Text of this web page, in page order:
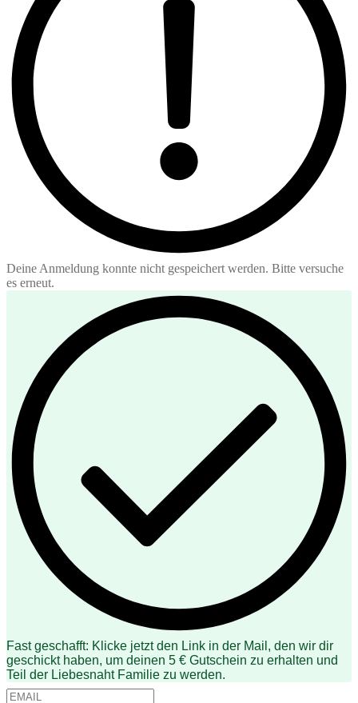
Deine Anmeldung konnte nicht gespeichert werden. Bitte versuche
es erneut.
Fast geschafft: Klicke jetzt den Link in der Mail, den wir dir
geschickt haben, um deinen 5 € Gutschein zu erhalten und
Teil der Liebesnaht Familie zu werden.